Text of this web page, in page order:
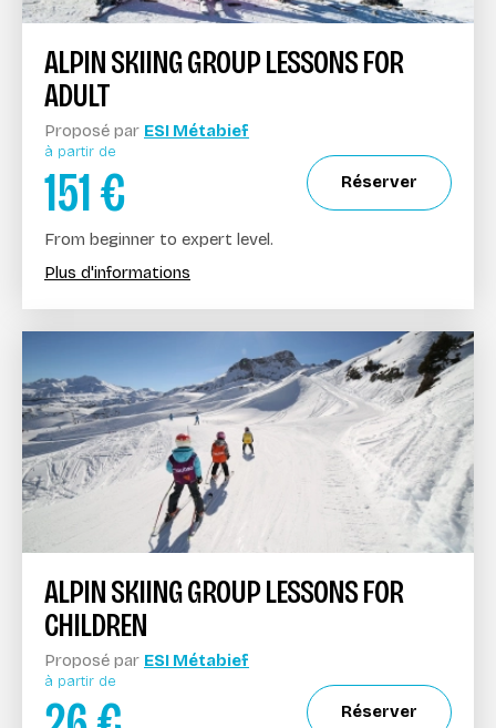
ALPIN SKIING GROUP LESSONS FOR
ADULT
Proposé par ESI Métabief
à partir de
151€ Réserver
From beginner to expert level.
Plus d'informations
ALPIN SKIING GROUP LESSONS FOR
CHILDREN
Proposé par ESI Métabief
à partir de
Réserver